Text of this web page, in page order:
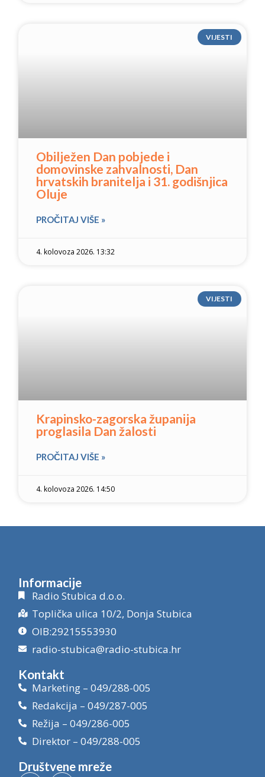
VIJESTI
Obilježen Dan pobjede i
domovinske zahvalnosti, Dan
hrvatskih branitelja i 31. godišnjica
Oluje
PROČITAJ VIŠE »
4. kolovoza 2026. 13:32
VIJESTI
Krapinsko-zagorska županija
proglasila Dan žalosti
PROČITAJ VIŠE »
4. kolovoza 2026. 14:50
Informacije
Radio Stubica d.o.o.
Toplička ulica 10/2, Donja Stubica
OIB:29215553930
radio-stubica@radio-stubica.hr
Kontakt
Marketing – 049/288-005
Redakcija – 049/287-005
Režija – 049/286-005
Direktor – 049/288-005
Društvene mreže